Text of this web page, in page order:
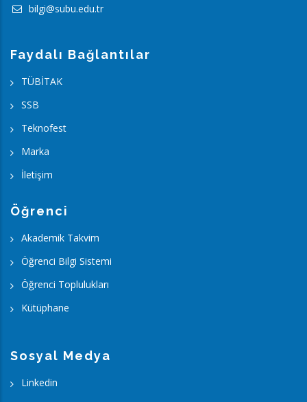
bilgi@subu.edu.tr
Faydalı Bağlantılar
TÜBİTAK
SSB
Teknofest
Marka
İletişim
Öğrenci
Akademik Takvim
Öğrenci Bilgi Sistemi
Öğrenci Toplulukları
Kütüphane
Sosyal Medya
Linkedin